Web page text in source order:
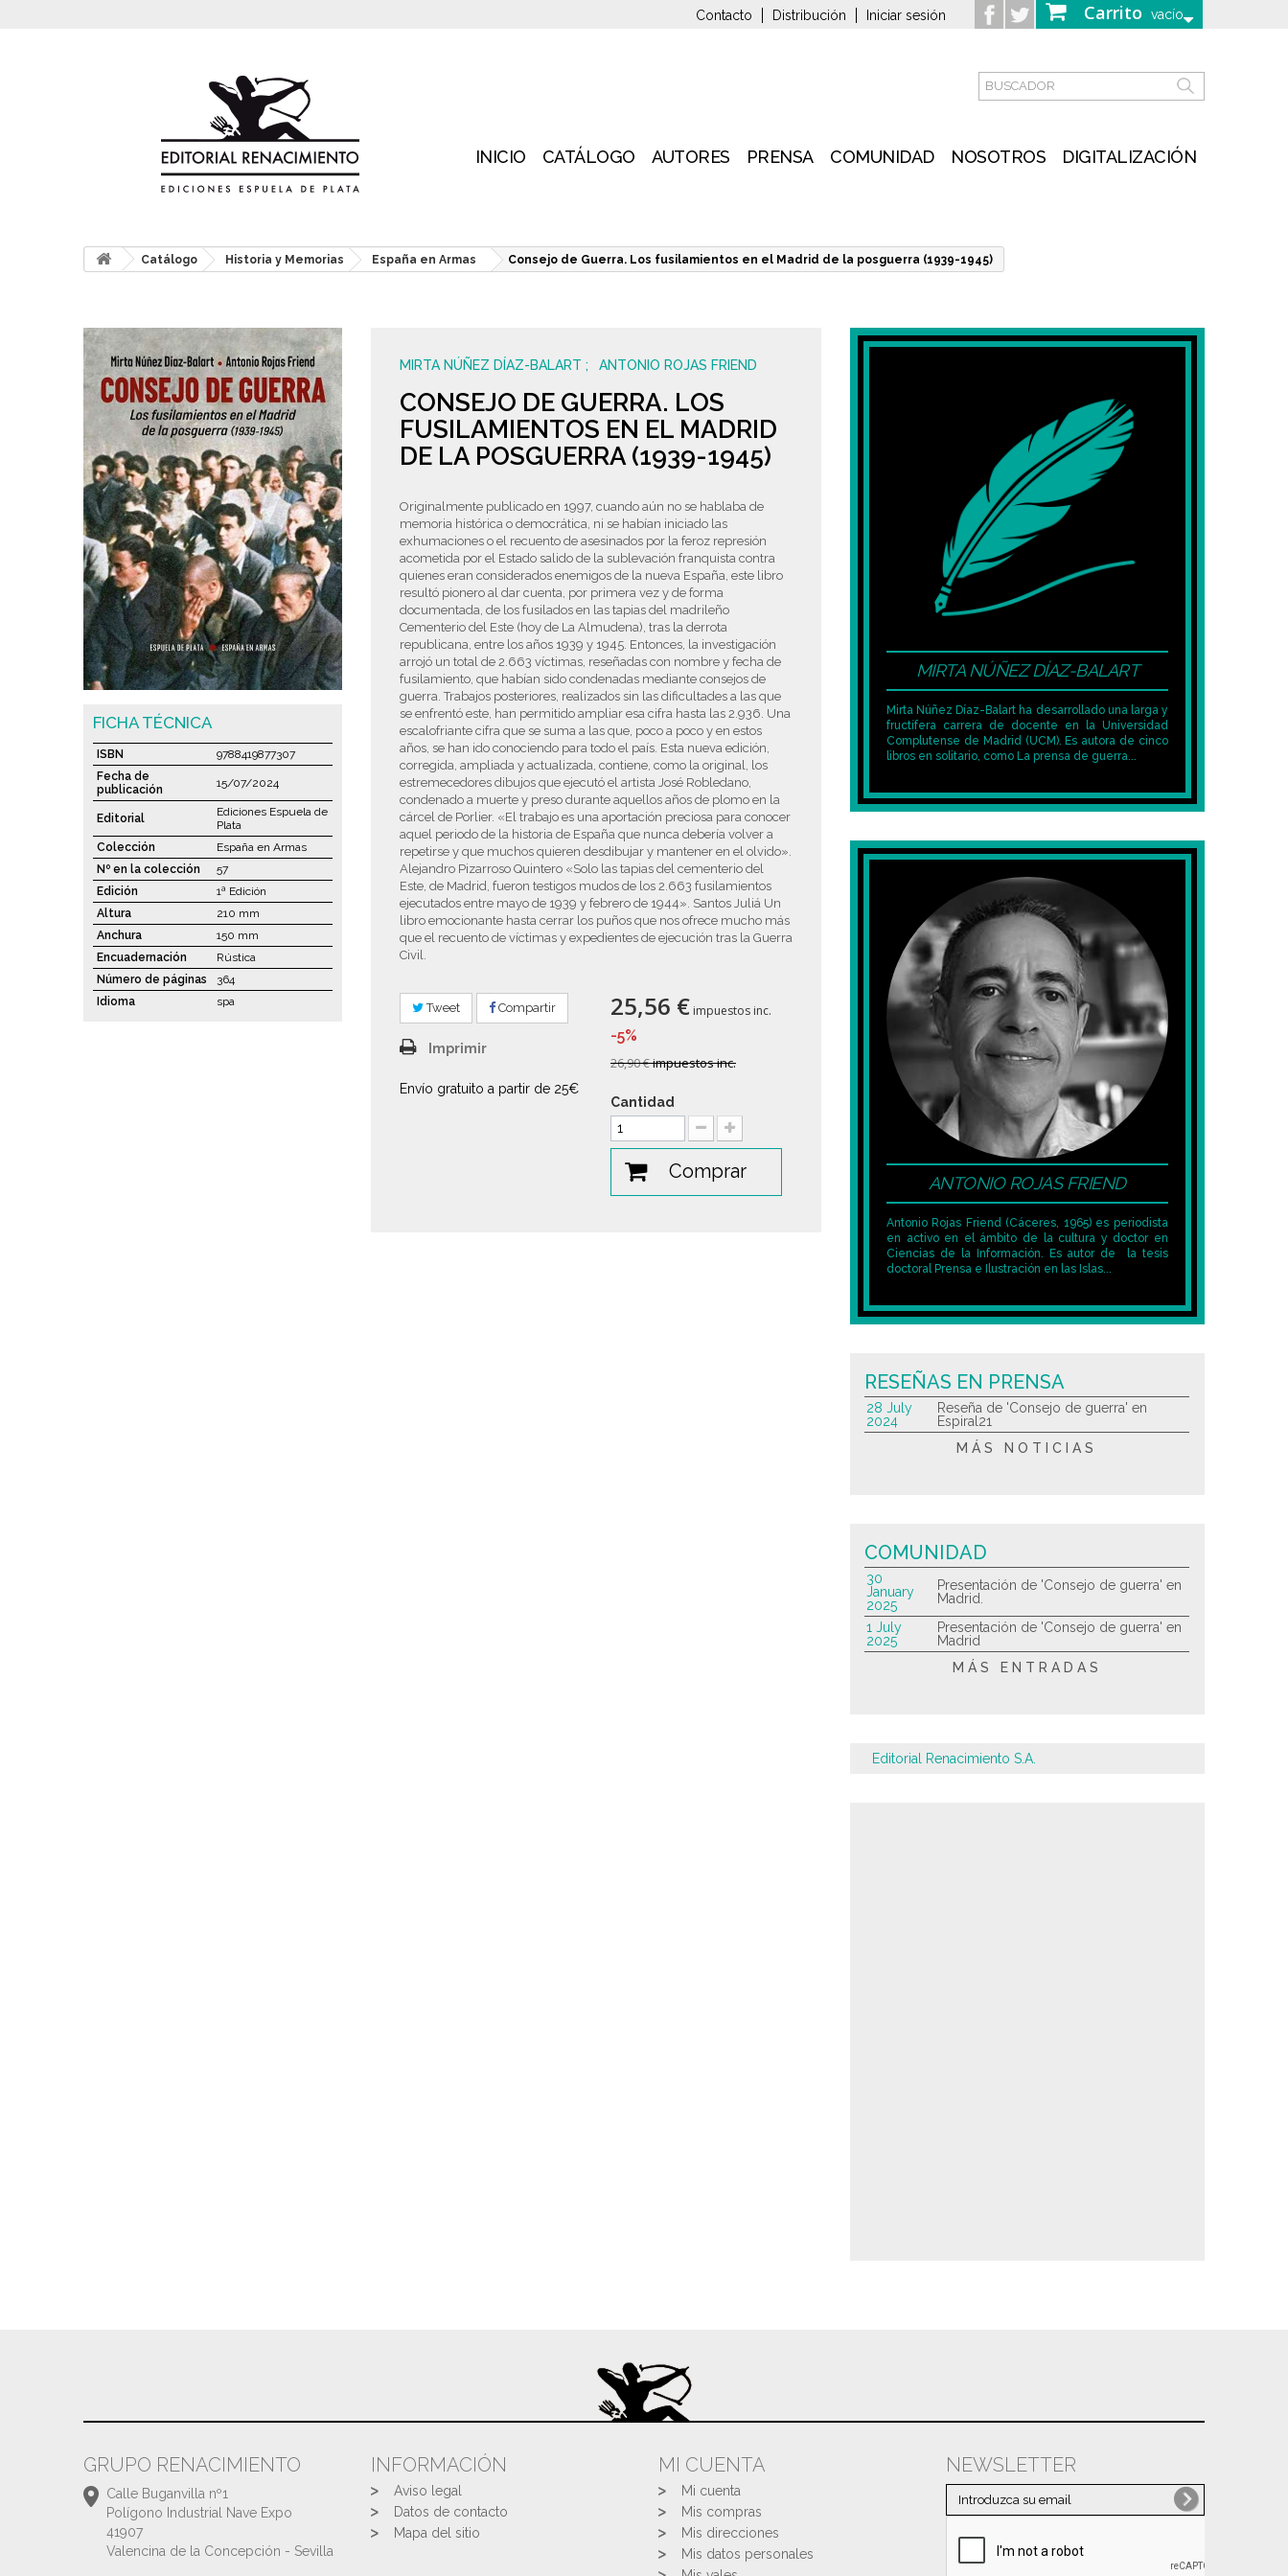
Carrito vacío
Contacto Distribución Iniciar sesión
INICIO CATÁLOGO AUTORES PRENSA COMUNIDAD NOSOTROS DIGITALIZACIÓN
Catálogo Historia y Memorias España en Armas Consejo de Guerra. Los fusilamientos en el Madrid de la posguerra (1939-1945)
MIRTA NÚÑEZ DÍAZ-BALART ANTONIO ROJAS FRIEND
CONSEJO DE GUERRA. LOS
FUSILAMIENTOS EN EL MADRID
DE LA POSGUERRA (1939-1945)
Originalmente publicado en 1997, cuando aún no se hablaba de
memoria histórica o democrática, ni se habían iniciado las
exhumaciones o el recuento de asesinados por la feroz represión
acometida por el Estado salido de la sublevación franquista contra
quienes eran considerados enemigos de la nueva España, este libro
resultó pionero al dar cuenta, por primera vez y de forma
documentada, de los fusilados en las tapias del madrileño
Cementerio del Este (hoy de La Almudena), tras la derrota
republicana, entre los años 1939 y 1945. Entonces, la investigación
arrojó un total de 2.663 víctimas, reseñadas con nombre y fecha de
fusilamiento, que habían sido condenadas mediante consejos de
guerra. Trabajos posteriores, realizados sin las dificultades a las que
se enfrentó este, han permitido ampliar esa cifra hasta las 2.936. Una
escalofriante cifra que se suma a las que, poco a poco y en estos
años, se han ido conociendo para todo el país. Esta nueva edición,
corregida, ampliada y actualizada, contiene, como la original, los
estremecedores dibujos que ejecutó el artista José Robledano,
condenado a muerte y preso durante aquellos años de plomo en la
cárcel de Porlier. «El trabajo es una aportación preciosa para conocer
aquel periodo de la historia de España que nunca debería volver a
repetirse y que muchos quieren desdibujar y mantener en el olvido».
Alejandro Pizarroso Quintero «Solo las tapias del cementerio del
Este, de Madrid, fueron testigos mudos de los 2.663 fusilamientos
ejecutados entre mayo de 1939 y febrero de 1944». Santos Juliá Un
libro emocionante hasta cerrar los puños que nos ofrece mucho más
que el recuento de víctimas y expedientes de ejecución tras la Guerra
Civil.
Tweet Compartir
Imprimir
Envío gratuito a partir de 25€
25,56 € impuestos inc.
-5%
26,90 €impuestos inc.
Cantidad
Comprar
FICHA TÉCNICA
ISBN
9788419877307
Fecha de
publicación
15/07/2024
Editorial
Ediciones Espuela de
Plata
Colección
España en Armas
Nº en la colección
57
Edición
1ª Edición
Altura
210 mm
Anchura
150 mm
Encuadernación
Rústica
Número de páginas
364
Idioma
spa
MIRTA NÚÑEZ DÍAZ-BALART
Mirta Núñez Díaz-Balart ha desarrollado una larga y
fructífera carrera de docente en la Universidad
Complutense de Madrid (UCM). Es autora de cinco
libros en solitario, como La prensa de guerra...
ANTONIO ROJAS FRIEND
Antonio Rojas Friend (Cáceres, 1965) es periodista
en activo en el ámbito de la cultura y doctor en
Ciencias de la Información. Es autor de la tesis
doctoral Prensa e Ilustración en las Islas...
RESEÑAS EN PRENSA
28 July
2024
Reseña de 'Consejo de guerra' en
Espiral21
MÁS NOTICIAS
COMUNIDAD
30
January
2025
Presentación de 'Consejo de guerra' en
Madrid.
1 July
2025
Presentación de 'Consejo de guerra' en
Madrid
MÁS ENTRADAS
Editorial Renacimiento S.A.
GRUPO RENACIMIENTO
Calle Buganvilla nº1
Polígono Industrial Nave Expo
41907
Valencina de la Concepción - Sevilla
INFORMACIÓN
Aviso legal
Datos de contacto
Mapa del sitio
MI CUENTA
Mi cuenta
Mis compras
Mis direcciones
Mis datos personales
NEWSLETTER